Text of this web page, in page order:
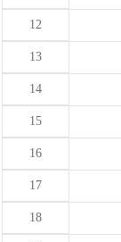
12
13
14
15
16
17
18